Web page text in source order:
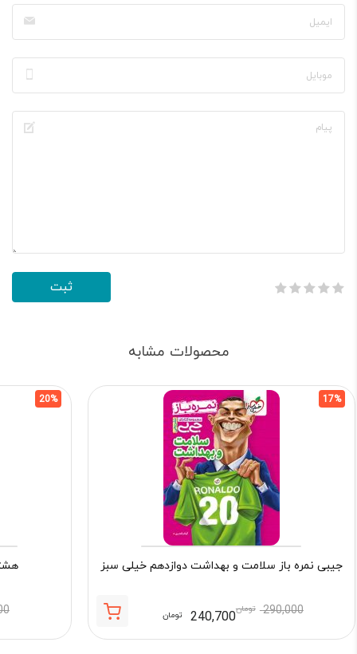
محصولات مشابه
17%
جیبی نمره باز سلامت و بهداشت دوازدهم خیلی سبز
290,000 تومان240,700 تومان
20%